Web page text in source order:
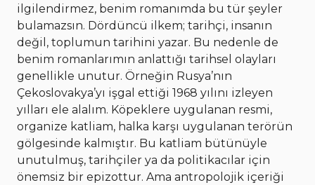
ilgilendirmez, benim romanımda bu tür şeyler
bulamazsın. Dördüncü ilkem; tarihçi, insanın
değil, toplumun tarihini yazar. Bu nedenle de
benim romanlarımın anlattığı tarihsel olayları
genellikle unutur. Örneğin Rusya’nın
Çekoslovakya’yı işgal ettiği 1968 yılını izleyen
yılları ele alalım. Köpeklere uygulanan resmi,
organize katliam, halka karşı uygulanan terörün
gölgesinde kalmıştır. Bu katliam bütünüyle
unutulmuş, tarihçiler ya da politikacılar için
önemsiz bir epizottur. Ama antropolojik içeriği